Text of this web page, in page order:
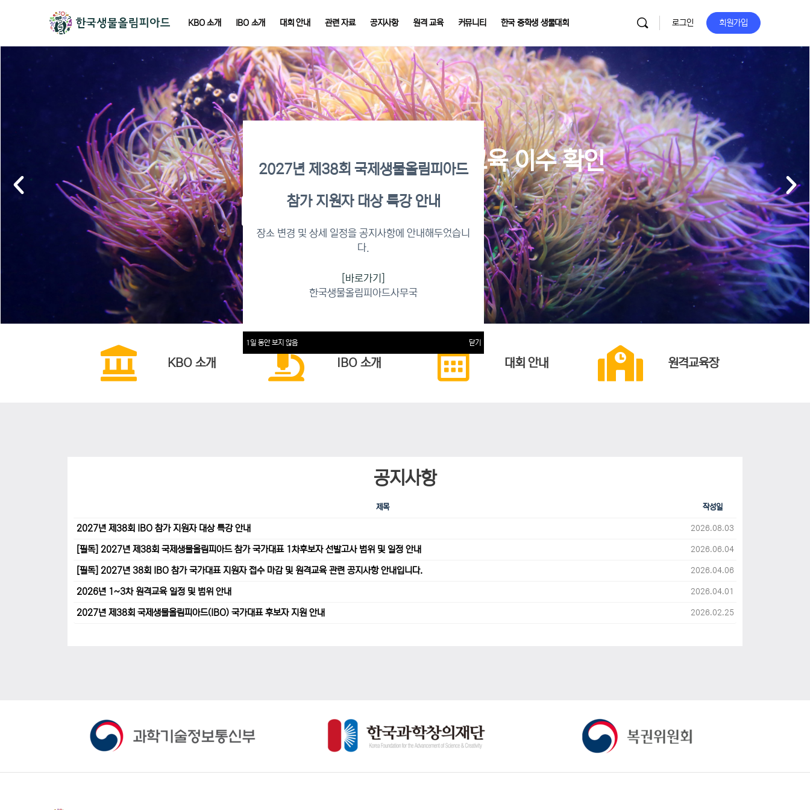
KBO 소개 IBO 소개 대회 안내 관련 자료 공지사항 원격 교육 커뮤니티 한국 중학생 생물대회 로그인 회원가입
2026년 KBO 2차 원격교육 이수 확인
이수증명서 확인 바로가기
KBO 소개 IBO 소개 대회 안내 원격교육장
공지사항
제목 작성일
2027년 제38회 IBO 참가 지원자 대상 특강 안내 2026.08.03
[필독] 2027년 제38회 국제생물올림피아드 참가 국가대표 1차후보자 선발고사 범위 및 일정 안내 2026.06.04
[필독] 2027년 38회 IBO 참가 국가대표 지원자 접수 마감 및 원격교육 관련 공지사항 안내입니다. 2026.04.06
2026년 1~3차 원격교육 일정 및 범위 안내 2026.04.01
2027년 제38회 국제생물올림피아드(IBO) 국가대표 후보자 지원 안내 2026.02.25
2027년 제38회 국제생물올림피아드
참가 지원자 대상 특강 안내
장소 변경 및 상세 일정을 공지사항에 안내해두었습니
다.
[바로가기]
한국생물올림피아드사무국
1일 동안 보지 않음 닫기